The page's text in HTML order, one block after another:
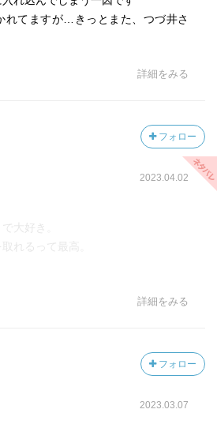
れてますが…きっとまた、つづ井さ
詳細をみる
フォロー
2023.04.02
大好き。
れるって最高。
詳細をみる
フォロー
2023.03.07